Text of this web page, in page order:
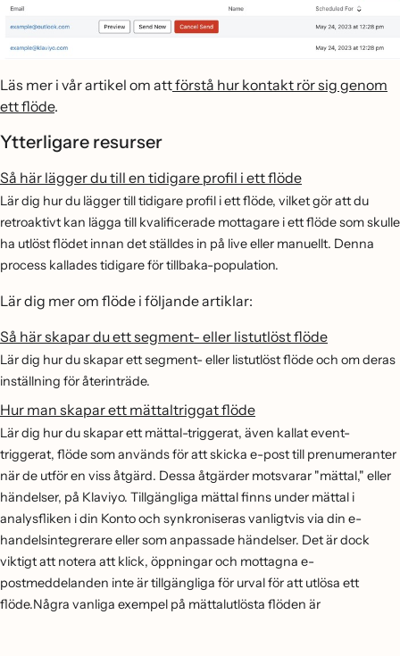
Läs mer i vår artikel om attförstå hur kontakt rör sig genom
ett flöde.
Ytterligare resurser
Så här lägger du till en tidigare profil i ett flöde
Lär dig hur du lägger till tidigare profil i ett flöde, vilket gör att du
retroaktivt kan lägga till kvalificerade mottagare i ett flöde som skulle
ha utlöst flödet innan det ställdes in på live eller manuellt. Denna
process kallades tidigare för tillbaka-population.
Lär dig mer om flöde i följande artiklar:
Så här skapar du ett segment- eller listutlöst flöde
Lär dig hur du skapar ett segment- eller listutlöst flöde och om deras
inställning för återinträde.
Hur man skapar ett mättaltriggat flöde
Lär dig hur du skapar ett mättal-triggerat, även kallat event-
triggerat, flöde som används för att skicka e-post till prenumeranter
när de utför en viss åtgärd. Dessa åtgärder motsvarar "mättal," eller
händelser, på Klaviyo. Tillgängliga mättal finns under mättal i
analysfliken i din Konto och synkroniseras vanligtvis via din e-
handelsintegrerare eller som anpassade händelser. Det är dock
viktigt att notera att klick, öppningar och mottagna e-
postmeddelanden inte är tillgängliga för urval för att utlösa ett
flöde.Några vanliga exempel på mättalutlösta flöden är